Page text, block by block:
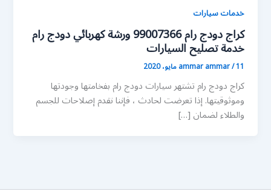
خدمات سيارات
كراج دودج رام 99007366 ورشة كهربائي دودج رام
خدمة تصليح السيارات
ammar ammar/11 مايو، 2020
كراج دودج رام تشتهر سيارات دودج رام بفخامتها وجودتها
وموثوقيتها. إذا تعرضت لحادث ، فإننا نقدم إصلاحات للجسم
والطلاء لضمان […]